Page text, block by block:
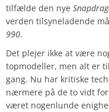
tilfælde den nye
verden tilsyneladende
990.
Det plejer ikke at være
topmodeller, men alt er
gang. Nu har kritiske
nærmere på de to vidt
været nogenlunde